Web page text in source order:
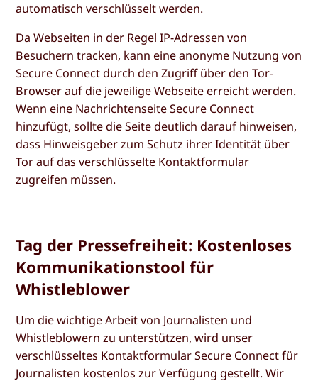
automatisch verschlüsselt werden.
Da Webseiten in der Regel IP-Adressen von
Besuchern tracken, kann eine anonyme Nutzung von
Secure Connect durch den Zugriff über den Tor-
Browser auf die jeweilige Webseite erreicht werden.
Wenn eine Nachrichtenseite Secure Connect
hinzufügt, sollte die Seite deutlich darauf hinweisen,
dass Hinweisgeber zum Schutz ihrer Identität über
Tor auf das verschlüsselte Kontaktformular
zugreifen müssen.
Tag der Pressefreiheit: Kostenloses
Kommunikationstool für
Whistleblower
Um die wichtige Arbeit von Journalisten und
Whistleblowern zu unterstützen, wird unser
verschlüsseltes Kontaktformular Secure Connect für
Journalisten kostenlos zur Verfügung gestellt. Wir